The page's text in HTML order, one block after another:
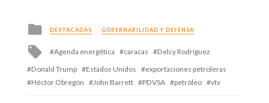
Posted
in
DESTACADAS GOBERNABILIDAD Y DEFENSA
Tagged
with
Agenda energética caracas
Delcy Rodríguez
Donald Trump
Estados Unidos
exportaciones petroleras
Héctor Obregón
John Barrett PDVSA petróleo vtv